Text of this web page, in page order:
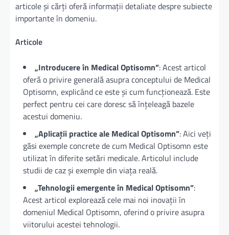
articole și cărți oferă informații detaliate despre subiecte
importante în domeniu.
Articole
„Introducere în Medical Optisomn”: Acest articol
oferă o privire generală asupra conceptului de Medical
Optisomn, explicând ce este și cum funcționează. Este
perfect pentru cei care doresc să înțeleagă bazele
acestui domeniu.
„Aplicații practice ale Medical Optisomn”: Aici veți
găsi exemple concrete de cum Medical Optisomn este
utilizat în diferite setări medicale. Articolul include
studii de caz și exemple din viața reală.
„Tehnologii emergente în Medical Optisomn”:
Acest articol explorează cele mai noi inovații în
domeniul Medical Optisomn, oferind o privire asupra
viitorului acestei tehnologii.